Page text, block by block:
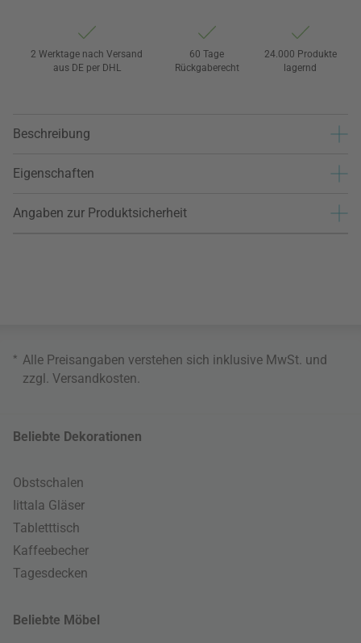
2 Werktage nach Versand
aus DE per DHL
60 Tage
Rückgaberecht
24.000 Produkte
lagernd
Beschreibung
Eigenschaften
Angaben zur Produktsicherheit
* Alle Preisangaben verstehen sich inklusive MwSt. und
zzgl. Versandkosten
Beliebte Dekorationen
Obstschalen
Iittala Gläser
Tabletttisch
Kaffeebecher
Tagesdecken
Beliebte Möbel